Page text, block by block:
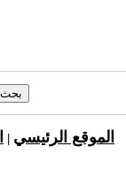
الموقع الرئيسي